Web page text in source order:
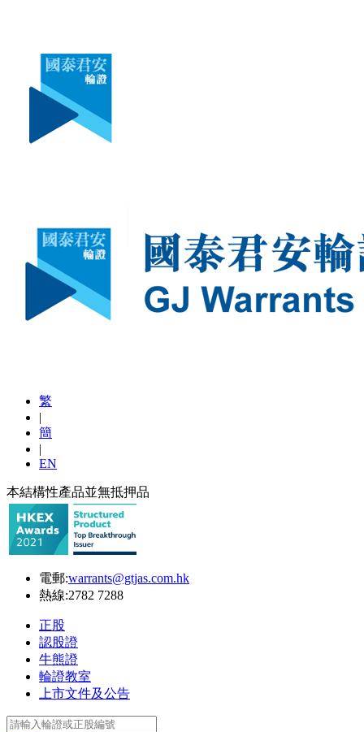
繁
|
簡
|
EN
本結構性產品並無抵押品
電郵:warrants@gtjas.com.hk
熱線:2782 7288
正股
認股證
牛熊證
輪證教室
上市文件及公告